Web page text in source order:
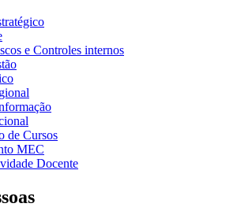
e Controles internos
de Cursos
MEC
Docente